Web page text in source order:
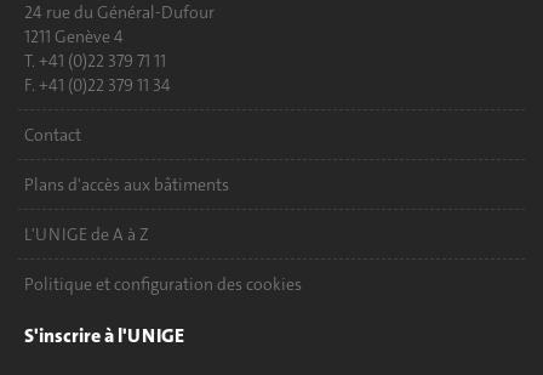
24 rue du Général-Dufour
1211 Genève 4
T. +41 (0)22 379 71 11
F. +41 (0)22 379 11 34
Contact
Plans d'accès aux bâtiments
L'UNIGE de A à Z
Politique et configuration des cookies
S'inscrire à l'UNIGE